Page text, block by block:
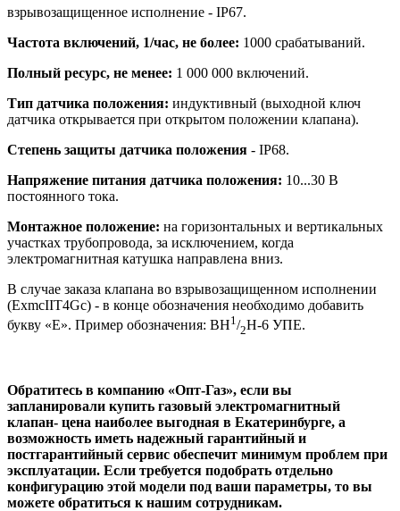
взрывозащищенное исполнение - IP67.
Частота включений, 1/час, не более: 1000 срабатываний.
Полный ресурс, не менее: 1 000 000 включений.
Тип датчика положения: индуктивный (выходной ключ
датчика открывается при открытом положении клапана).
Cтепень защиты датчика положения - IP68.
Напряжение питания датчика положения: 10...30 В
постоянного тока.
Монтажное положение: на горизонтальных и вертикальных
участках трубопровода, за исключением, когда
электромагнитная катушка направлена вниз.
В случае заказа клапана во взрывозащищенном исполнении
(ЕxmcIIT4Gc) - в конце обозначения необходимо добавить
букву «E». Пример обозначения: ВН1/2Н-6 УПЕ.
Обратитесь в компанию «Опт-Газ», если вы
запланировали купить газовый электромагнитный
клапан- цена наиболее выгодная в Екатеринбурге, а
возможность иметь надежный гарантийный и
постгарантийный сервис обеспечит минимум проблем при
эксплуатации. Если требуется подобрать отдельно
конфигурацию этой модели под ваши параметры, то вы
можете обратиться к нашим сотрудникам.